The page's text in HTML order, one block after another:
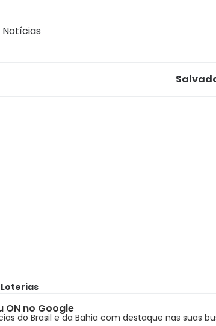
Loterias
ON no Google
do Brasil e da Bahia com destaque nas suas